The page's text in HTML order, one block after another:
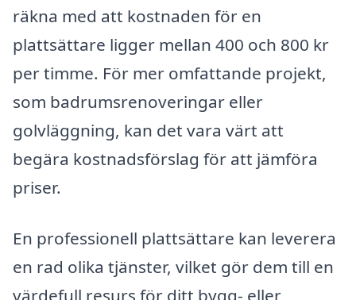
räkna med att kostnaden för en
plattsättare ligger mellan 400 och 800 kr
per timme. För mer omfattande projekt,
som badrumsrenoveringar eller
golvläggning, kan det vara värt att
begära kostnadsförslag för att jämföra
priser.
En professionell plattsättare kan leverera
en rad olika tjänster, vilket gör dem till en
värdefull resurs för ditt bygg- eller